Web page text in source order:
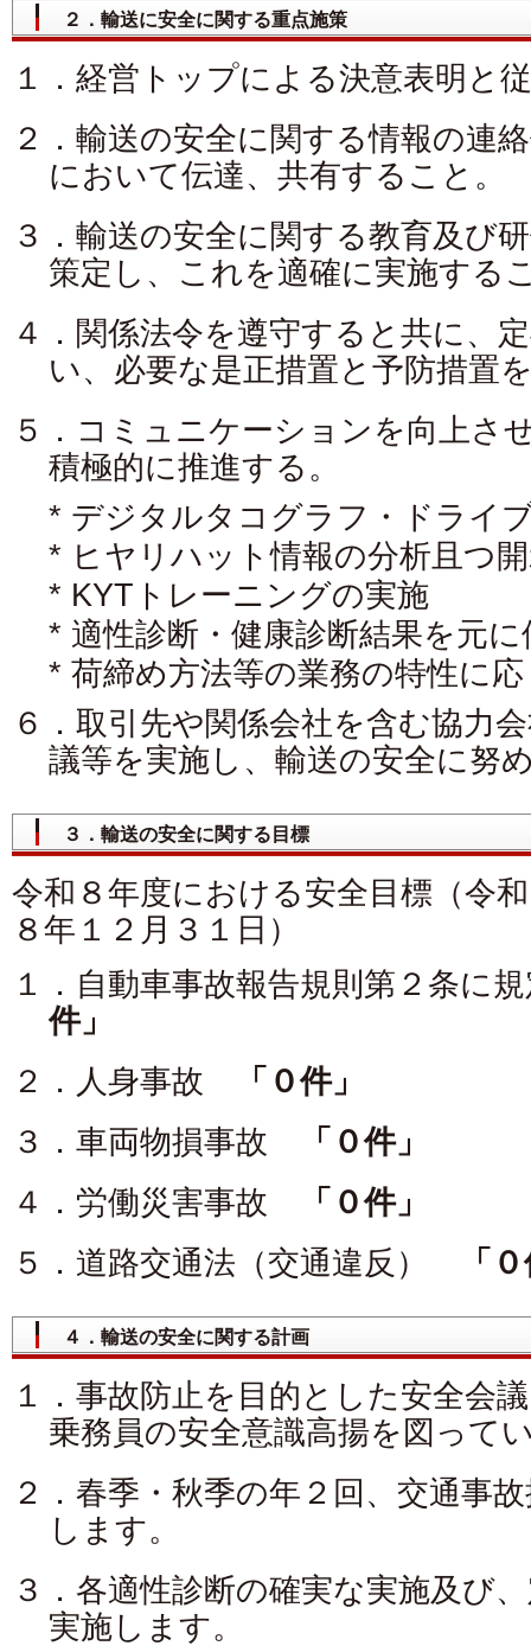
２．輸送に安全に関する重点施策
１．経営トップによる決意表明と
２．輸送の安全に関する情報の連
において伝達、共有すること。
３．輸送の安全に関する教育及び
策定し、これを適確に実施する
４．関係法令を遵守すると共に、
い、必要な是正措置と予防措置
５．コミュニケーションを向上さ
積極的に推進する。
* デジタルタコグラフ・ドライ
* ヒヤリハット情報の分析且つ
* KYTトレーニングの実施
* 適性診断・健康診断結果を元
* 荷締め方法等の業務の特性に
６．取引先や関係会社を含む協力
議等を実施し、輸送の安全に努
３．輸送の安全に関する目標
令和８年度における安全目標（令
８年１２月３１日）
１．自動車事故報告規則第２条に
件」
２．人身事故
「０件」
３．車両物損事故
「０件」
４．労働災害事故
「０件」
５．道路交通法（交通違反）
「
４．輸送の安全に関する計画
１．事故防止を目的とした安全会
乗務員の安全意識高揚を図って
２．春季・秋季の年２回、交通事
します。
３．各適性診断の確実な実施及び
実施します。